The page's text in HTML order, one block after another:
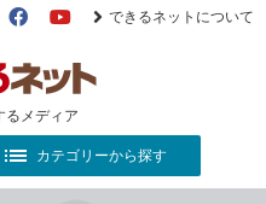
るメディア
（旧
FacebookYouTube
できるネットについて
カテゴリーから探す